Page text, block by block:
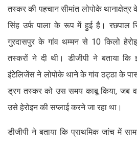
तस्कर की पहचान सीमांत लोपोके
सिंह उर्फ पाला के रूप में हुई है। रछपाल
गुरदासपुर के गांव थम्मन से 10 किलो
तस्करों ने दी थी। डीजीपी ने बताया
इंटेलिजेंस ने लोपोके थाने के गांव ठट्ठा के
ड्रग तस्कर को उस समय काबू किया, जब
उसे हेरोइन की सप्लाई करने जा रहा था।
डीजीपी ने बताया कि प्राथमिक जांच में